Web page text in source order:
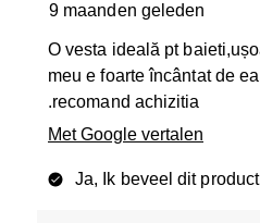
9 maanden geleden
O vesta ideală pt
meu e foarte încântat de
.recomand achizitia
Met Google vertalen
Ja, Ik beveel dit